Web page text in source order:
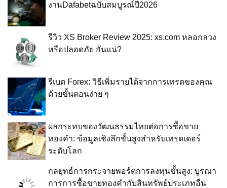
งานDafabetฉบับสมบูรณ์ปี2026
รีวิว XS Broker Review 2025: xs.com หลอกลวง
หรือปลอดภัย กันแน่?
รีเบต Forex: วิธีเพิ่มรายได้จากการเทรดของคุณ
ด้วยขั้นตอนง่าย ๆ
ผลกระทบของวัฒนธรรมไทยต่อการซื้อขาย
ทองคำ: ข้อมูลเชิงลึกขั้นสูงสำหรับเทรดเดอร์
ระดับโลก
กลยุทธ์การกระจายพอร์ตการลงทุนขั้นสูง: บูรณา
การการซื้อขายทองคำกับสินทรัพย์ประเภทอื่น